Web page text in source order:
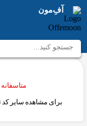
آفِ‌مون
برای مشاهده سایر کد